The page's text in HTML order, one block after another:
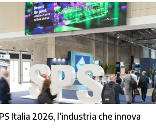
Italia 2026, l’industria che innova